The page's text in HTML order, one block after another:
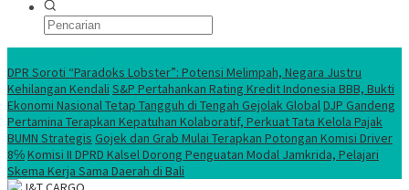
DPR Soroti “Paradoks Lobster”: Potensi Melimpah, Negara Justru
Kehilangan Kendali S&P Pertahankan Rating Kredit Indonesia BBB, Bukti
Ekonomi Nasional Tetap Tangguh di Tengah Gejolak GlobalDJP Gandeng
Pertamina Terapkan Kepatuhan Kolaboratif, Perkuat Tata Kelola Pajak
BUMN Strategis Gojek dan Grab Mulai Terapkan Potongan Komisi Driver
8℅Komisi II DPRD Kalsel Dorong Penguatan Modal Jamkrida, Pelajari
Skema Kerja Sama Daerah di Bali